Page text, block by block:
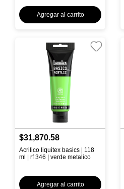
Agregar al carrito
$31,870.58
Acrilico liquitex basics | 118
ml | rf 346 | verde metalico
Agregar al carrito